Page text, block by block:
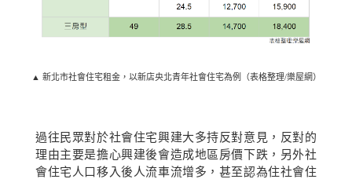
▲ 新北市社會住宅租金，以新店央北青年社會住宅為例（表格整理/樂屋網）
過往民眾對於社會住宅興建大多持反對意見，反對的
理由主要是擔心興建後會造成地區房價下跌，另外社
會住宅人口移入後人流車流增多，甚至認為住社會住